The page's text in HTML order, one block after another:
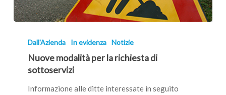
modalità
richiesta
Dall'Azienda In evidenza Notizie
Nuove modalità per la richiesta di
sottoservizi
Informazione alle ditte interessate in seguito